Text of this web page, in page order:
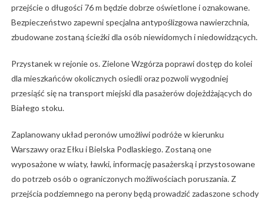
przejście o długości 76 m będzie dobrze oświetlone i oznakowane.
Bezpieczeństwo zapewni specjalna antypoślizgowa nawierzchnia,
zbudowane zostaną ścieżki dla osób niewidomych i niedowidzących.
Przystanek w rejonie os. Zielone Wzgórza poprawi dostęp do kolei
dla mieszkańców okolicznych osiedli oraz pozwoli wygodniej
przesiąść się na transport miejski dla pasażerów dojeżdżających do
Białego stoku.
Zaplanowany układ peronów umożliwi podróże w kierunku
Warszawy oraz Ełku i Bielska Podlaskiego. Zostaną one
wyposażone w wiaty, ławki, informację pasażerską i przystosowane
do potrzeb osób o ograniczonych możliwościach poruszania. Z
przejścia podziemnego na perony będą prowadzić zadaszone schody